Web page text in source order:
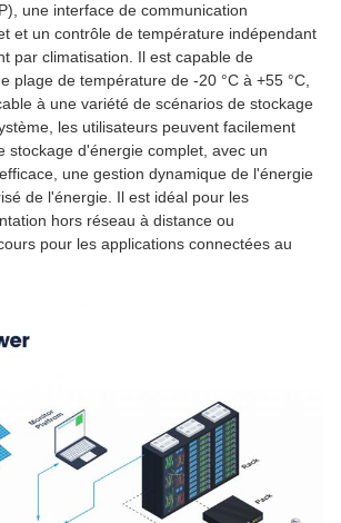
une interface de communication
et un contrôle de température indépendant
par climatisation. Il est capable de
plage de température de -20 °C à +55 °C,
à une variété de scénarios de stockage
les utilisateurs peuvent facilement
stockage d'énergie complet, avec un
une gestion dynamique de l'énergie
de l'énergie. Il est idéal pour les
hors réseau à distance ou
pour les applications connectées au